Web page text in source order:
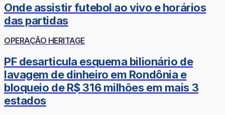
Onde assistir futebol ao vivo e horários
das partidas
OPERAÇÃO HERITAGE
PF desarticula esquema bilionário de
lavagem de dinheiro em Rondônia e
bloqueio de R$ 316 milhões em mais 3
estados